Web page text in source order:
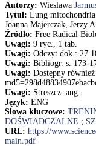
Autorzy: Wieslawa
Tytuł: Lung
Joanna Majerczak, Jerzy
Źródło: Free Radical
Uwagi: 9 ryc., 1 tab.
Uwagi: Odczyt dok.:
Uwagi: Bibliogr. s. 173-
Uwagi: Dostępny
Uwagi: Streszcz. ang.
Język: ENG
Słowa kluczowe:
DOŚWIADCZALNE ;
URL: https://
main.pdf